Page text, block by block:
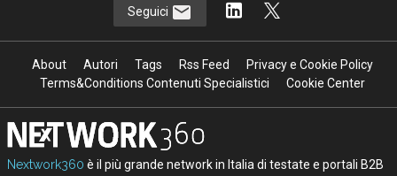
Seguici
About Autori Tags Rss Feed
Privacy e Cookie Policy
Terms&Conditions Contenuti Specialistici
Cookie Center
Nextwork360 è il più grande network in Italia di testate e portali B2B